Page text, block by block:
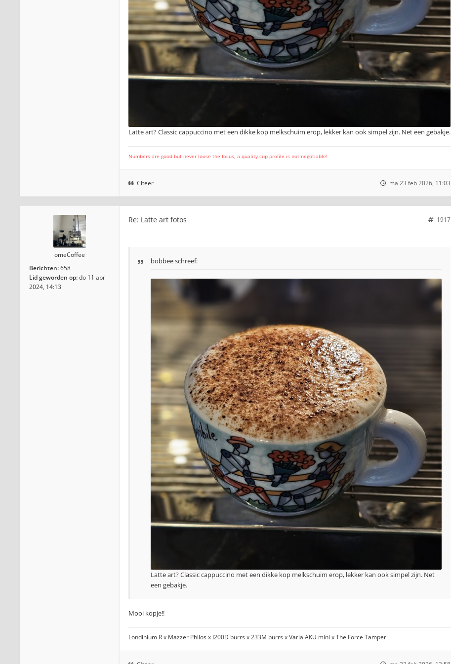
Latte art? Classic cappuccino met een dikke kop melkschuim erop, lekker kan ook simpel zijn. Net een gebakje.
Numbers are good but never loose the focus, a quality cup profile is not negotiable!
Citeer ma 23 feb 2026, 11:03
omeCoffee
Berichten:658
Lid geworden op:do 11 apr
2024, 14:13
Re: Latte art fotos 1917
bobbee schreef:
Latte art? Classic cappuccino met een dikke kop melkschuim erop, lekker kan ook simpel zijn. Net
een gebakje.
Mooi kopje!!
Londinium R x Mazzer Philos x I200D burrs x 233M burrs x Varia AKU mini x The Force Tamper